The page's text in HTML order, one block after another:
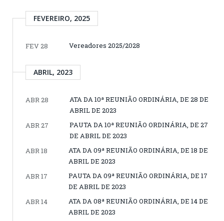
FEVEREIRO, 2025
FEV 28 Vereadores 2025/2028
ABRIL, 2023
ABR 28
ATA DA 10ª REUNIÃO ORDINÁRIA, DE 28 DE
ABRIL DE 2023
ABR 27
PAUTA DA 10ª REUNIÃO ORDINÁRIA, DE 27
DE ABRIL DE 2023
ABR 18
ATA DA 09ª REUNIÃO ORDINÁRIA, DE 18 DE
ABRIL DE 2023
ABR 17
PAUTA DA 09ª REUNIÃO ORDINÁRIA, DE 17
DE ABRIL DE 2023
ABR 14
ATA DA 08ª REUNIÃO ORDINÁRIA, DE 14 DE
ABRIL DE 2023